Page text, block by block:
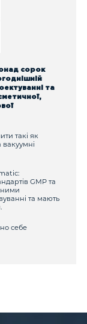
сорок
та
такі як
GMP та
та мають
себе